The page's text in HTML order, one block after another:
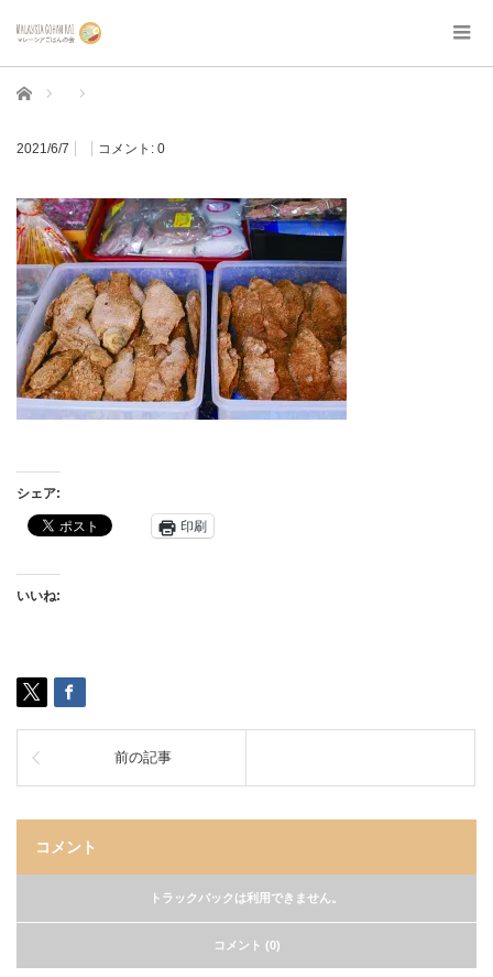
ホーム
2021/6/7 コメント: 0
シェア:
印刷
いいね:
前の記事
コメント
トラックバックは利用できません。
コメント (0)